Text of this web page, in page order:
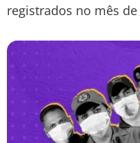
registrados no mês